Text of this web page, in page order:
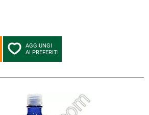
AGGIUNGI
AI PREFERITI